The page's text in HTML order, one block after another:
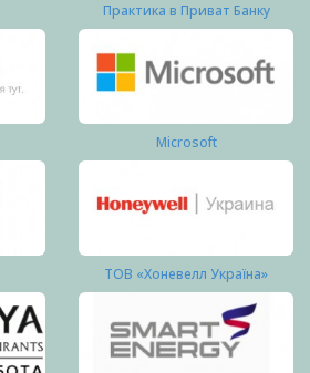
Практика в Приват Банку
Microsoft
ТОВ «Хоневелл Україна»